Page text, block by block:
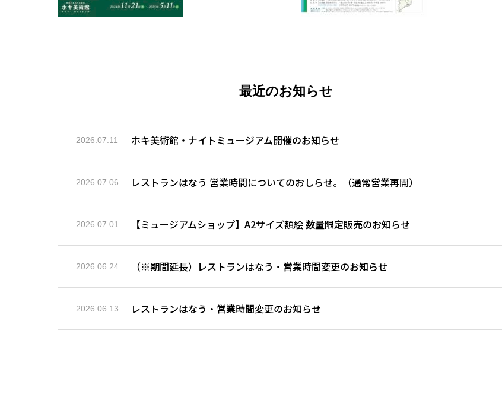
最近のお知らせ
2026.07.11 ホキ美術館・ナイトミュージアム開催のお知らせ
2026.07.06 レストランはなう 営業時間についてのおしらせ。（通常営業再開）
2026.07.01 【ミュージアムショップ】A2サイズ額絵 数量限定販売のお知らせ
2026.06.24 （※期間延長）レストランはなう・営業時間変更のお知らせ
2026.06.13 レストランはなう・営業時間変更のお知らせ